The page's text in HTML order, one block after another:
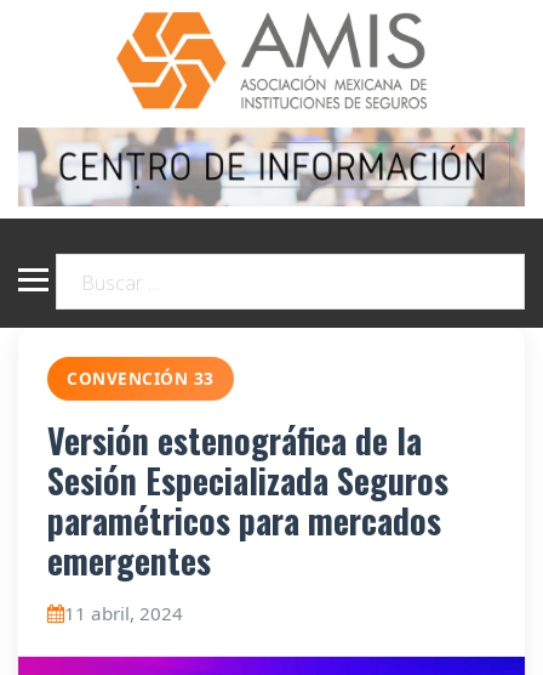
CONVENCIÓN 33
Versión estenográfica de la
Sesión Especializada Seguros
paramétricos para mercados
emergentes
11 abril, 2024